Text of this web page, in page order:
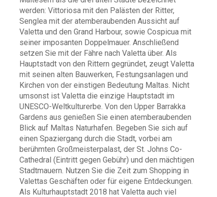
werden: Vittoriosa mit den Palästen der Ritter,
Senglea mit der atemberaubenden Aussicht auf
Valetta und den Grand Harbour, sowie Cospicua mit
seiner imposanten Doppelmauer. Anschließend
setzen Sie mit der Fähre nach Valetta über. Als
Hauptstadt von den Rittern gegründet, zeugt Valetta
mit seinen alten Bauwerken, Festungsanlagen und
Kirchen von der einstigen Bedeutung Maltas. Nicht
umsonst ist Valetta die einzige Hauptstadt im
UNESCO-Weltkulturerbe. Von den Upper Barrakka
Gardens aus genießen Sie einen atemberaubenden
Blick auf Maltas Naturhafen. Begeben Sie sich auf
einen Spaziergang durch die Stadt, vorbei am
berühmten Großmeisterpalast, der St. Johns Co-
Cathedral (Eintritt gegen Gebühr) und den mächtigen
Stadtmauern. Nutzen Sie die Zeit zum Shopping in
Valettas Geschäften oder für eigene Entdeckungen.
Als Kulturhauptstadt 2018 hat Valetta auch viel